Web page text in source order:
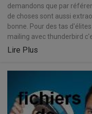
demandons que par
de choses sont aussi
bonne. Pour des tas
mailing avec thunderbird
Lire Plus